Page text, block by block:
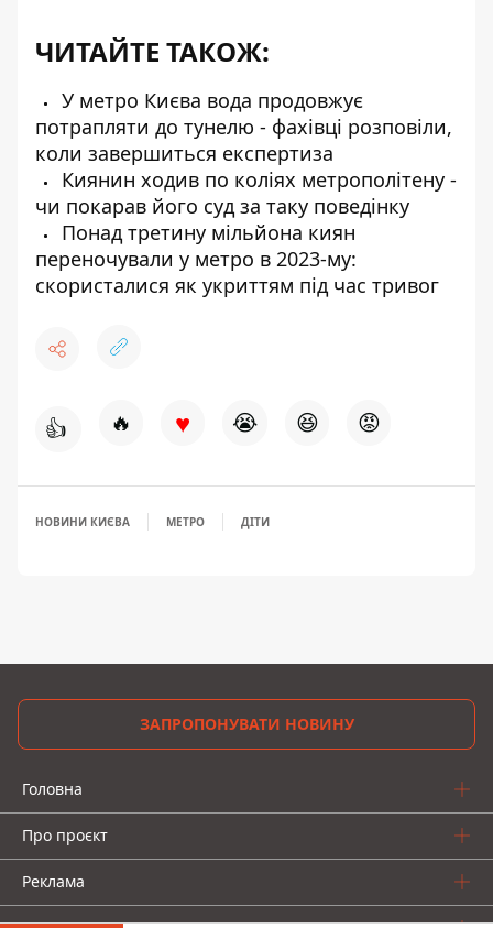
ЧИТАЙТЕ ТАКОЖ:
У метро Києва вода продовжує
потрапляти до тунелю - фахівці розповіли,
коли завершиться експертиза
Киянин ходив по коліях метрополітену -
чи покарав його суд за таку поведінку
Понад третину мільйона киян
переночували у метро в 2023-му:
скористалися як укриттям під час тривог
👍 🔥 ♥ 😭 😆 😡
НОВИНИ КИЄВА МЕТРО ДІТИ
ЗАПРОПОНУВАТИ НОВИНУ
Головна
Про проєкт
Реклама